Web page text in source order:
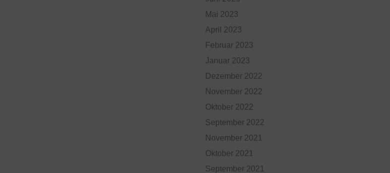
Mai 2023
April 2023
Februar 2023
Januar 2023
Dezember 2022
November 2022
Oktober 2022
September 2022
November 2021
Oktober 2021
September 2021